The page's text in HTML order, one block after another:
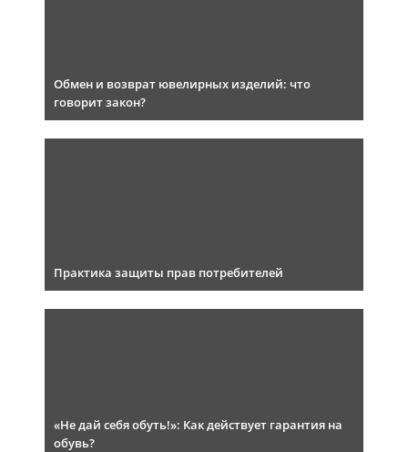
Обмен и возврат ювелирных изделий: что
говорит закон?
Практика защиты прав потребителей
«Не дай себя обуть!»: Как действует гарантия на
обувь?